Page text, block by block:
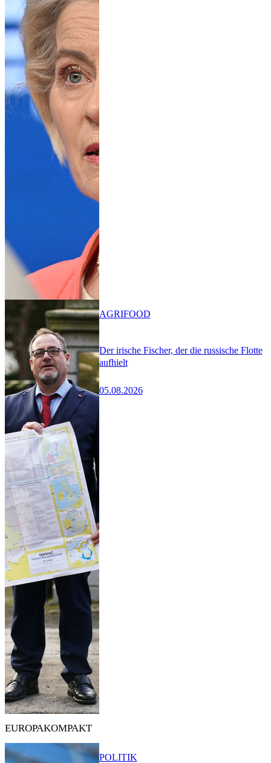
Der irische Fischer, der die russische Flotte
aufhielt
05.08.2026
AGRIFOOD
EUROPAKOMPAKT
POLITIK